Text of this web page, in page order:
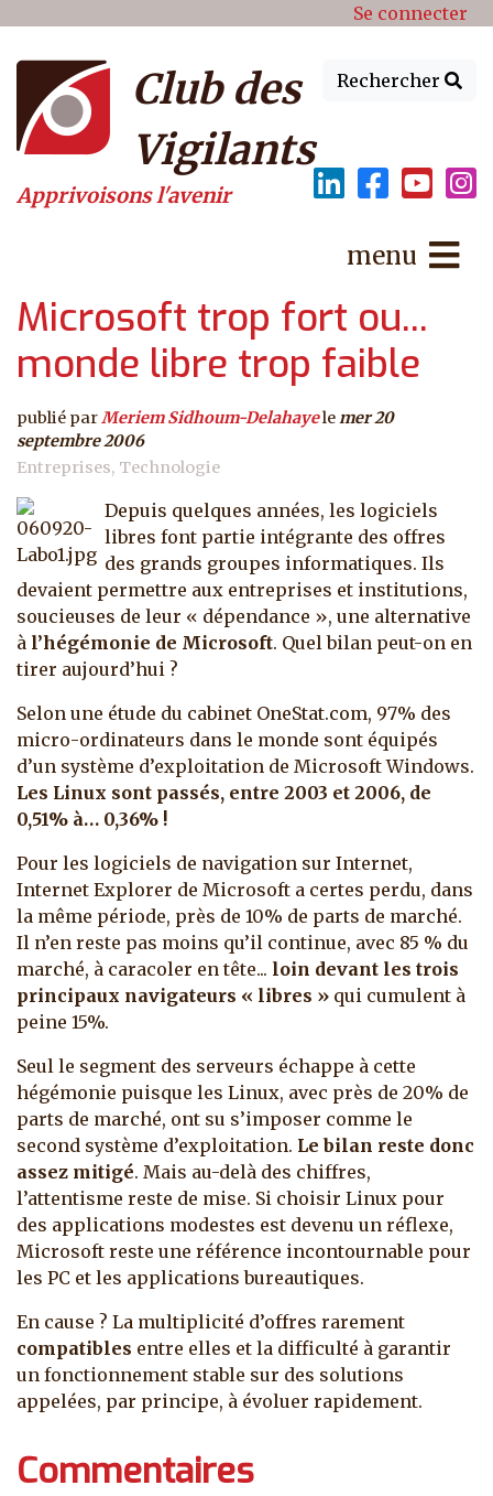
Menu du compte de Se connecter
Rechercher
Club des
Vigilants
Apprivoisons l'avenir
menu
Microsoft trop fort ou...
monde libre trop faible
publié parMeriem Sidhoum-Delahayelemer 20
septembre 2006
Entreprises Technologie
Depuis quelques années, les logiciels
libres font partie intégrante des offres
des grands groupes informatiques. Ils
devaient permettre aux entreprises et institutions,
soucieuses de leur « dépendance », une alternative
à l’hégémonie de Microsoft. Quel bilan peut-on en
tirer aujourd’hui ?
Selon une étude du cabinet OneStat.com, 97% des
micro-ordinateurs dans le monde sont équipés
d’un système d’exploitation de Microsoft Windows.
Les Linux sont passés, entre 2003 et 2006, de
0,51% à… 0,36% !
Pour les logiciels de navigation sur Internet,
Internet Explorer de Microsoft a certes perdu, dans
la même période, près de 10% de parts de marché.
Il n’en reste pas moins qu’il continue, avec 85 % du
marché, à caracoler en tête... loin devant les trois
principaux navigateurs « libres » qui cumulent à
peine 15%.
Seul le segment des serveurs échappe à cette
hégémonie puisque les Linux, avec près de 20% de
parts de marché, ont su s’imposer comme le
second système d’exploitation. Le bilan reste donc
assez mitigé. Mais au-delà des chiffres,
l’attentisme reste de mise. Si choisir Linux pour
des applications modestes est devenu un réflexe,
Microsoft reste une référence incontournable pour
les PC et les applications bureautiques.
En cause ? La multiplicité d’offres rarement
compatibles entre elles et la difficulté à garantir
un fonctionnement stable sur des solutions
appelées, par principe, à évoluer rapidement.
Commentaires